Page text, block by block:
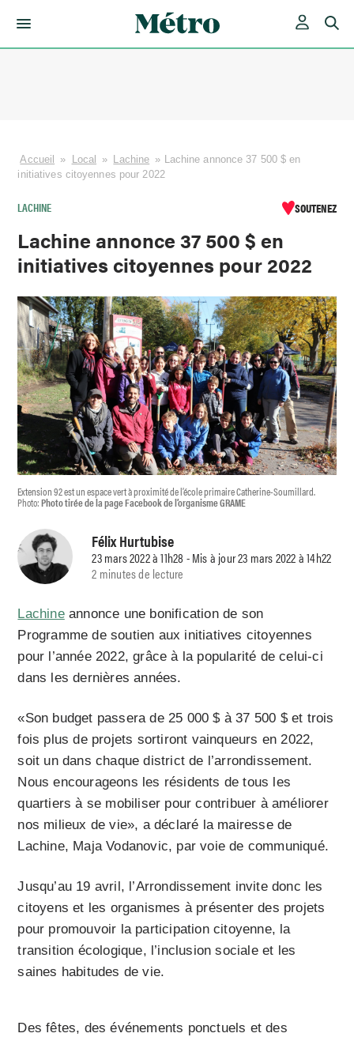
Accueil » Local » Lachine » Lachine annonce 37 500 $ en
initiatives citoyennes pour 2022
LACHINE SOUTENEZ
Lachine annonce 37 500 $ en
initiatives citoyennes pour 2022
Extension 92 est un espace vert à proximité de l’école primaire Catherine-Soumillard.
Photo:Photo tirée de la page Facebook de l’organisme GRAME
Félix Hurtubise
23 mars 2022 à 11h28 - Mis à jour 23 mars 2022 à 14h22
2 minutes de lecture
Lachineannonce une bonification de son
Programme de soutien aux initiatives citoyennes
pour l’année 2022, grâce à la popularité de celui-ci
dans les dernières années.
«Son budget passera de 25 000 $ à 37 500 $ et trois
fois plus de projets sortiront vainqueurs en 2022,
soit un dans chaque district de l’arrondissement.
Nous encourageons les résidents de tous les
quartiers à se mobiliser pour contribuer à améliorer
nos milieux de vie», a déclaré la mairesse de
Lachine, Maja Vodanovic, par voie de communiqué.
Jusqu’au 19 avril, l’Arrondissement invite donc les
citoyens et les organismes à présenter des projets
pour promouvoir la participation citoyenne, la
transition écologique, l’inclusion sociale et les
saines habitudes de vie.
Des fêtes, des événements ponctuels et des